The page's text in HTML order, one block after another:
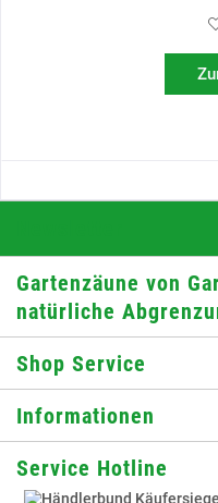
Gartenzäune von
natürliche
Shop Service
Informationen
Service Hotline